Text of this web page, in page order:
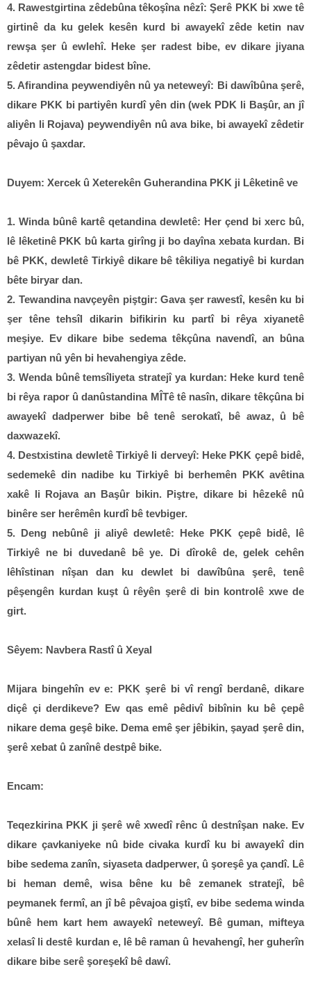
4. Rawestgirtina zêdebûna têkoşîna nêzî: Şerê PKK bi xwe tê
girtinê da ku gelek kesên kurd bi awayekî zêde ketin nav
rewşa şer û ewlehî. Heke şer radest bibe, ev dikare jiyana
zêdetir astengdar bidest bîne.
5. Afirandina peywendiyên nû ya neteweyî: Bi dawîbûna şerê,
dikare PKK bi partiyên kurdî yên din (wek PDK li Başûr, an jî
aliyên li Rojava) peywendiyên nû ava bike, bi awayekî zêdetir
pêvajo û şaxdar.
Duyem: Xercek û Xeterekên Guherandina PKK ji Lêketinê ve
1. Winda bûnê kartê qetandina dewletê: Her çend bi xerc bû,
lê lêketinê PKK bû karta girîng ji bo dayîna xebata kurdan. Bi
bê PKK, dewletê Tirkiyê dikare bê têkiliya negatiyê bi kurdan
bête biryar dan.
2. Tewandina navçeyên piştgir: Gava şer rawestî, kesên ku bi
şer têne tehsîl dikarin bifikirin ku partî bi rêya xiyanetê
meşiye. Ev dikare bibe sedema têkçûna navendî, an bûna
partiyan nû yên bi hevahengiya zêde.
3. Wenda bûnê temsîliyeta stratejî ya kurdan: Heke kurd tenê
bi rêya rapor û danûstandina MÎTê tê nasîn, dikare têkçûna bi
awayekî dadperwer bibe bê tenê serokatî, bê awaz, û bê
daxwazekî.
4. Destxistina dewletê Tirkiyê li derveyî: Heke PKK çepê bidê,
sedemekê din nadibe ku Tirkiyê bi berhemên PKK avêtina
xakê li Rojava an Başûr bikin. Piştre, dikare bi hêzekê nû
binêre ser herêmên kurdî bê tevbiger.
5. Deng nebûnê ji aliyê dewletê: Heke PKK çepê bidê, lê
Tirkiyê ne bi duvedanê bê ye. Di dîrokê de, gelek cehên
lêhîstinan nîşan dan ku dewlet bi dawîbûna şerê, tenê
pêşengên kurdan kuşt û rêyên şerê di bin kontrolê xwe de
girt.
Sêyem: Navbera Rastî û Xeyal
Mijara bingehîn ev e: PKK şerê bi vî rengî berdanê, dikare
diçê çi derdikeve? Ew qas emê pêdivî bibînin ku bê çepê
nikare dema geşê bike. Dema emê şer jêbikin, şayad şerê din,
şerê xebat û zanînê destpê bike.
Encam:
Teqezkirina PKK ji şerê wê xwedî rênc û destnîşan nake. Ev
dikare çavkaniyeke nû bide civaka kurdî ku bi awayekî din
bibe sedema zanîn, siyaseta dadperwer, û şoreşê ya çandî. Lê
bi heman demê, wisa bêne ku bê zemanek stratejî, bê
peymanek fermî, an jî bê pêvajoa giştî, ev bibe sedema winda
bûnê hem kart hem awayekî neteweyî. Bê guman, mifteya
xelasî li destê kurdan e, lê bê raman û hevahengî, her guherîn
dikare bibe serê şoreşekî bê dawî.